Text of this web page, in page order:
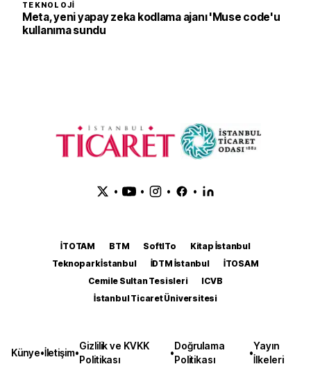
TEKNOLOJI
Meta, yeni yapay zeka kodlama ajanı 'Muse code'u
kullanıma sundu
• • • •
İTOTAM BTM SoftITo
Kitap İstanbul
Teknopark İstanbul
İDTM İstanbul
İTOSAM
Cemile Sultan Tesisleri
ICVB
İstanbul Ticaret Üniversitesi
Künye•İletişim•
Gizlilik ve KVKK
Politikası
•
Doğrulama
Politikası
•
Yayın
İlkeleri